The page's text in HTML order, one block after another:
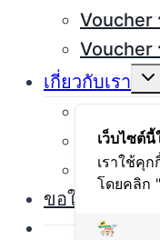
Voucher
Voucher
เกี่ยวกับเรา
รีวิวการเ
แกลอรี่
ขอใบเสนอราคา
เว็บไซต์
เราใช้คุ
โดยคลิก